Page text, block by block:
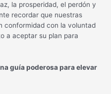
la prosperidad, el perdón y
recordar que nuestras
conformidad con la voluntad
a aceptar su plan para
guía poderosa para elevar